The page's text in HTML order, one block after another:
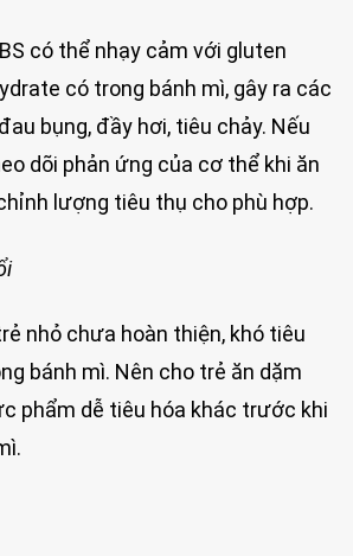
có thể nhạy cảm với gluten
có trong bánh mì, gây ra các
bụng, đầy hơi, tiêu chảy. Nếu
dõi phản ứng của cơ thể khi ăn
lượng tiêu thụ cho phù hợp.
nhỏ chưa hoàn thiện, khó tiêu
bánh mì. Nên cho trẻ ăn dặm
phẩm dễ tiêu hóa khác trước khi